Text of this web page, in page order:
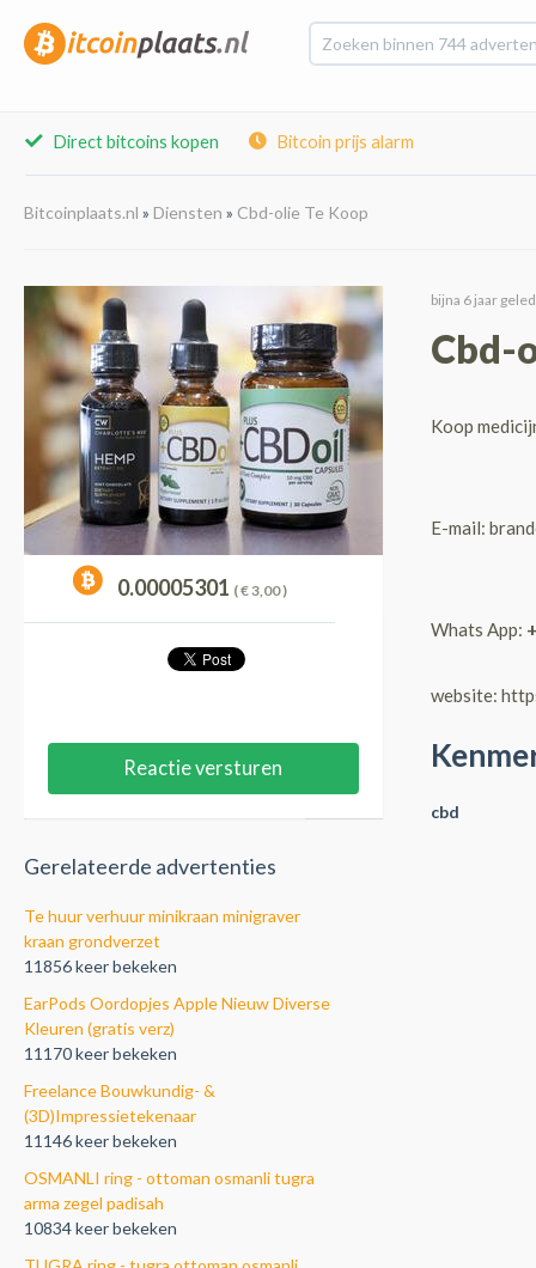
Direct bitcoins kopen Bitcoin prijs alarm
Bitcoinplaats.nl » Diensten » Cbd-olie Te Koop
0.00005301 ( €3,00)
Reactie versturen
Gerelateerde advertenties
Te huur verhuur minikraan minigraver
kraan grondverzet
11856 keer bekeken
EarPods Oordopjes Apple Nieuw Diverse
Kleuren (gratis verz)
11170 keer bekeken
Freelance Bouwkundig- &
(3D)Impressietekenaar
11146 keer bekeken
OSMANLI ring - ottoman osmanli tugra
arma zegel padisah
10834 keer bekeken
bijna 6 jaar
Cbd-
Koop
E-mail:
Whats App:
website:
cbd